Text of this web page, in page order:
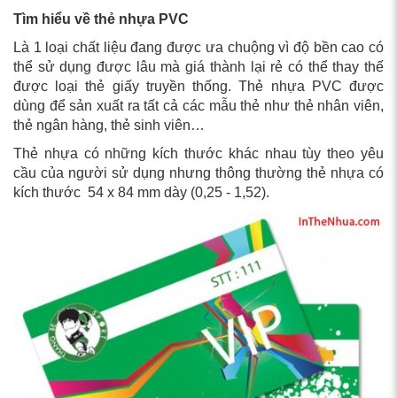
Tìm hiểu về thẻ nhựa PVC
Là 1 loại chất liệu đang được ưa chuộng vì độ bền cao có
thể sử dụng được lâu mà giá thành lại rẻ có thể thay thế
được loại thẻ giấy truyền thống. Thẻ nhựa PVC được
dùng để sản xuất ra tất cả các mẫu thẻ như thẻ nhân viên,
thẻ ngân hàng, thẻ sinh viên…
Thẻ nhựa có những kích thước khác nhau tùy theo yêu
cầu của người sử dụng nhưng thông thường thẻ nhựa có
kích thước 54 x 84 mm dày (0,25 - 1,52).